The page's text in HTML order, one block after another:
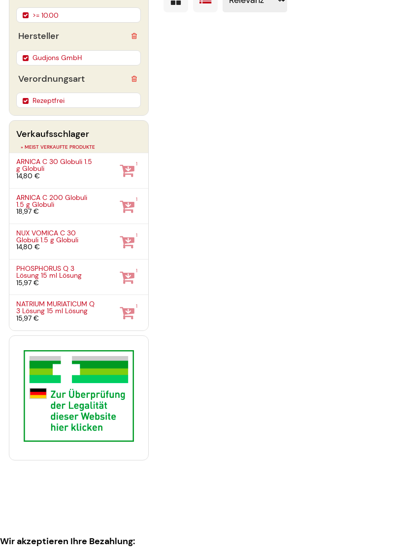
>= 10.00
Hersteller
Gudjons GmbH
Verordnungsart
Rezeptfrei
Verkaufsschlager
» MEIST VERKAUFTE PRODUKTE
ARNICA C 30 Globuli1.5
gGlobuli
14,80 €
1
ARNICA C 200 Globuli
1.5 gGlobuli
18,97 €
1
NUX VOMICA C 30
Globuli1.5 gGlobuli
14,80 €
1
PHOSPHORUS Q 3
Lösung15 ml Lösung
15,97 €
1
NATRIUM MURIATICUM Q
3 Lösung15 ml Lösung
15,97 €
1
Wir akzeptieren Ihre Bezahlung: